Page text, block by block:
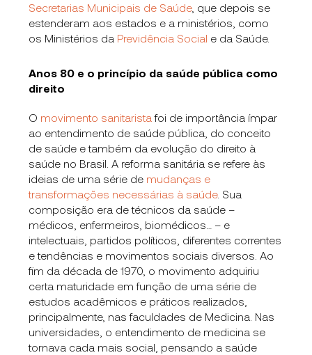
Secretarias Municipais de Saúde, que depois se
estenderam aos estados e a ministérios, como
os Ministérios da Previdência Social e da Saúde.
Anos 80 e o princípio da saúde pública como
direito
O movimento sanitaristafoi de importância ímpar
ao entendimento de saúde pública, do conceito
de saúde e também da evolução do direito à
saúde no Brasil. A reforma sanitária se refere às
ideias de uma série de mudanças e
transformações necessárias à saúde. Sua
composição era de técnicos da saúde –
médicos, enfermeiros, biomédicos… – e
intelectuais, partidos políticos, diferentes correntes
e tendências e movimentos sociais diversos. Ao
fim da década de 1970, o movimento adquiriu
certa maturidade em função de uma série de
estudos acadêmicos e práticos realizados,
principalmente, nas faculdades de Medicina. Nas
universidades, o entendimento de medicina se
tornava cada mais social, pensando a saúde